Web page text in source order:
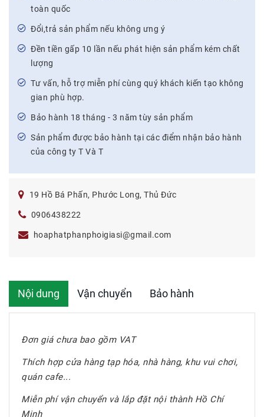
toàn quốc
Đổi,trả sản phẩm nếu không ưng ý
Đền tiền gấp 10 lần nếu phát hiện sản phẩm kém chất
lượng
Tư vấn, hỗ trợ miễn phí cùng quý khách kiến tạo không
gian phù hợp.
Bảo hành 18 tháng - 3 năm tùy sản phẩm
Sản phẩm được bảo hành tại các điểm nhận bảo hành
của công ty T Và T
19 Hồ Bá Phấn, Phước Long, Thủ Đức
0906438222
hoaphatphanphoigiasi@gmail.com
Nội dung Vận chuyển Bảo hành
Đơn giá chưa bao gồm VAT
Thích hợp cửa hàng tạp hóa, nhà hàng, khu vui chơi,
quán cafe...
Miễn phí vận chuyển và lắp đặt nội thành Hồ Chí
Minh